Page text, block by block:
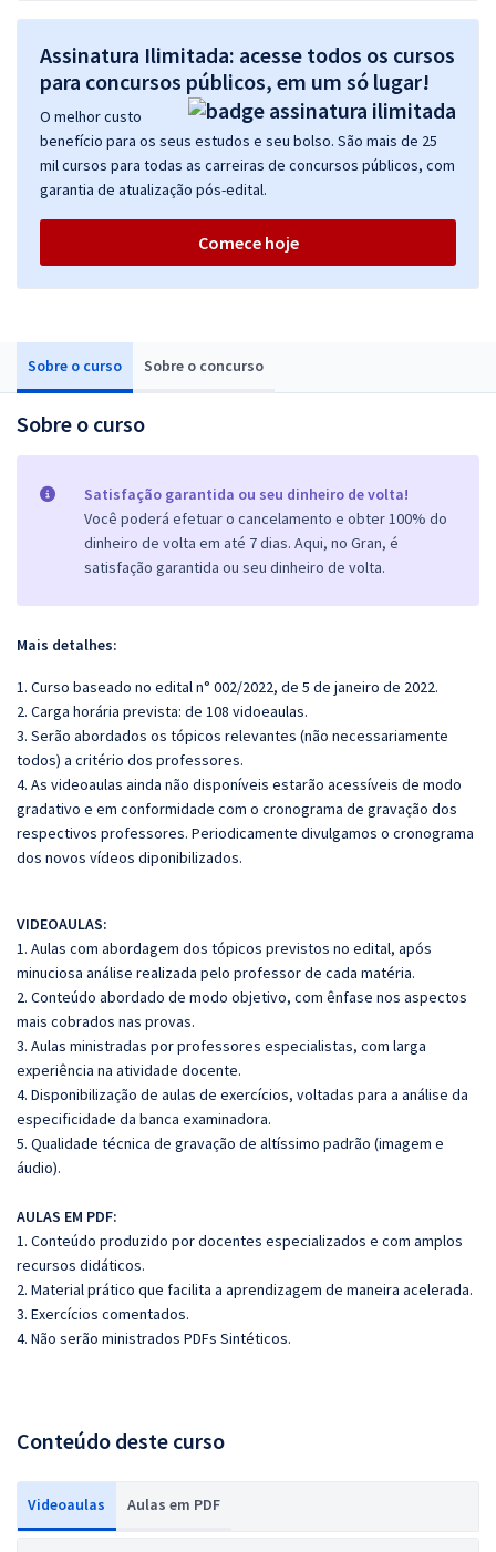
Sobre o curso Sobre o concurso
Sobre o curso
Satisfação garantida ou seu dinheiro de volta!
Você poderá efetuar o cancelamento e obter 100% do
dinheiro de volta em até 7 dias. Aqui, no Gran, é
satisfação garantida ou seu dinheiro de volta.
Mais detalhes:
1. Curso baseado no edital n° 002/2022, de 5 de janeiro de 2022.
2. Carga horária prevista: de 108 vidoeaulas.
3. Serão abordados os tópicos relevantes (não necessariamente
todos) a critério dos professores.
4. As videoaulas ainda não disponíveis estarão acessíveis de modo
gradativo e em conformidade com o cronograma de gravação dos
respectivos professores. Periodicamente divulgamos o cronograma
dos novos vídeos diponibilizados.
VIDEOAULAS:
1. Aulas com abordagem dos tópicos previstos no edital, após
minuciosa análise realizada pelo professor de cada matéria.
2. Conteúdo abordado de modo objetivo, com ênfase nos aspectos
mais cobrados nas provas.
3. Aulas ministradas por professores especialistas, com larga
experiência na atividade docente.
4. Disponibilização de aulas de exercícios, voltadas para a análise da
especificidade da banca examinadora.
5. Qualidade técnica de gravação de altíssimo padrão (imagem e
áudio).
AULAS EM PDF:
1. Conteúdo produzido por docentes especializados e com amplos
recursos didáticos.
2. Material prático que facilita a aprendizagem de maneira acelerada.
3. Exercícios comentados.
4. Não serão ministrados PDFs Sintéticos.
Conteúdo deste curso
Videoaulas Aulas em PDF
Assinatura Ilimitada: acesse todos os cursos
para concursos públicos, em um só lugar!
O melhor custo
benefício para os seus estudos e seu bolso. São mais de 25
mil cursos para todas as carreiras de concursos públicos, com
garantia de atualização pós-edital.
Comece hoje